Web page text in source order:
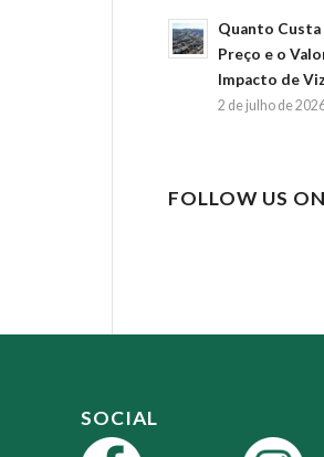
Quanto Custa
Preço e o
Impacto de
2 de julho de
FOLLOW US
SOCIAL